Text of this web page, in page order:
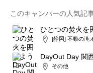
このキャンパーの人気記
ひとつの焚火を
[静岡] 不動の滝
DayOut Day 関
その他